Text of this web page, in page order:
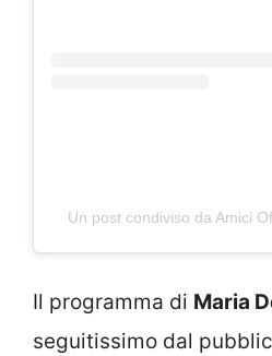
Un post condiviso da Amici
Il programma di Maria
seguitissimo dal